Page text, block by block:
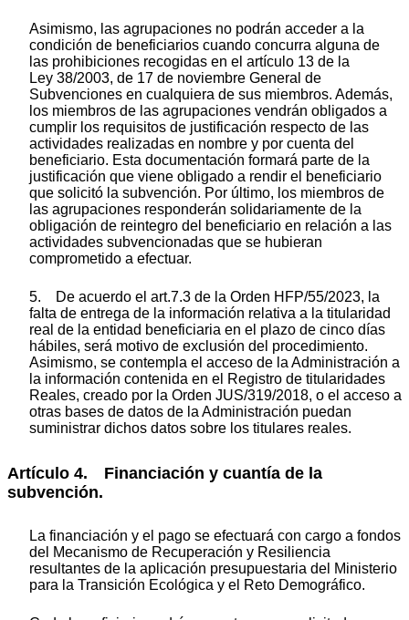
Asimismo, las agrupaciones no podrán acceder a la
condición de beneficiarios cuando concurra alguna de
las prohibiciones recogidas en el artículo 13 de la
Ley 38/2003, de 17 de noviembre General de
Subvenciones en cualquiera de sus miembros. Además,
los miembros de las agrupaciones vendrán obligados a
cumplir los requisitos de justificación respecto de las
actividades realizadas en nombre y por cuenta del
beneficiario. Esta documentación formará parte de la
justificación que viene obligado a rendir el beneficiario
que solicitó la subvención. Por último, los miembros de
las agrupaciones responderán solidariamente de la
obligación de reintegro del beneficiario en relación a las
actividades subvencionadas que se hubieran
comprometido a efectuar.
5. De acuerdo el art.7.3 de la Orden HFP/55/2023, la
falta de entrega de la información relativa a la titularidad
real de la entidad beneficiaria en el plazo de cinco días
hábiles, será motivo de exclusión del procedimiento.
Asimismo, se contempla el acceso de la Administración a
la información contenida en el Registro de titularidades
Reales, creado por la Orden JUS/319/2018, o el acceso a
otras bases de datos de la Administración puedan
suministrar dichos datos sobre los titulares reales.
Artículo 4. Financiación y cuantía de la
subvención.
La financiación y el pago se efectuará con cargo a fondos
del Mecanismo de Recuperación y Resiliencia
resultantes de la aplicación presupuestaria del Ministerio
para la Transición Ecológica y el Reto Demográfico.